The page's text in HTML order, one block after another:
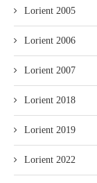
Lorient 2005
Lorient 2006
Lorient 2007
Lorient 2018
Lorient 2019
Lorient 2022